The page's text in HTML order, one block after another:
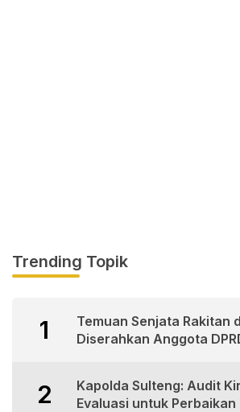
Trending Topik
1
Temuan Senjata Rakitan
Diserahkan Anggota
2
Kapolda Sulteng: Audit
Evaluasi untuk Perbaikan